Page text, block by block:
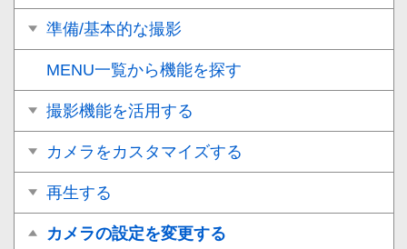
準備/基本的な撮影
MENU一覧から機能を探す
撮影機能を活用する
カメラをカスタマイズする
再生する
カメラの設定を変更する